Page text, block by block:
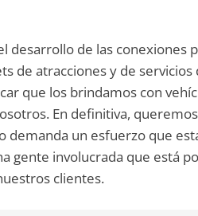
desarrollo de las conexiones
de atracciones y de
que los brindamos con
En definitiva,
demanda un esfuerzo que
gente involucrada que está
clientes.